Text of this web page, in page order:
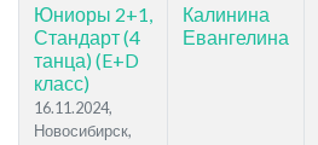
Юниоры 2+1,
Стандарт (4
танца) (E+D
класс)
16.11.2024,
Новосибирск,
Калинина
Евангелина